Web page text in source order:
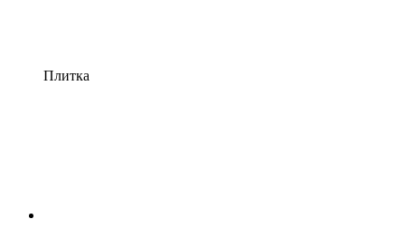
Плитка